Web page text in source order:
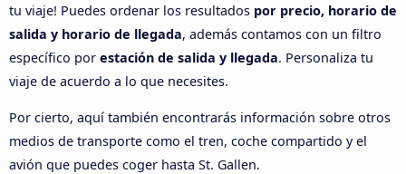
tu viaje! Puedes ordenar los resultados por precio, horario de
salida y horario de llegada, además contamos con un filtro
específico por estación de salida y llegada. Personaliza tu
viaje de acuerdo a lo que necesites.
Por cierto, aquí también encontrarás información sobre otros
medios de transporte como el tren, coche compartido y el
avión que puedes coger hasta St. Gallen.